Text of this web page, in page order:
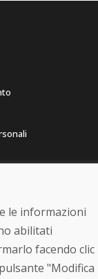
diritti riservati
creazione di e-shop
le informazioni
abilitati
facendo clic
"Modifica